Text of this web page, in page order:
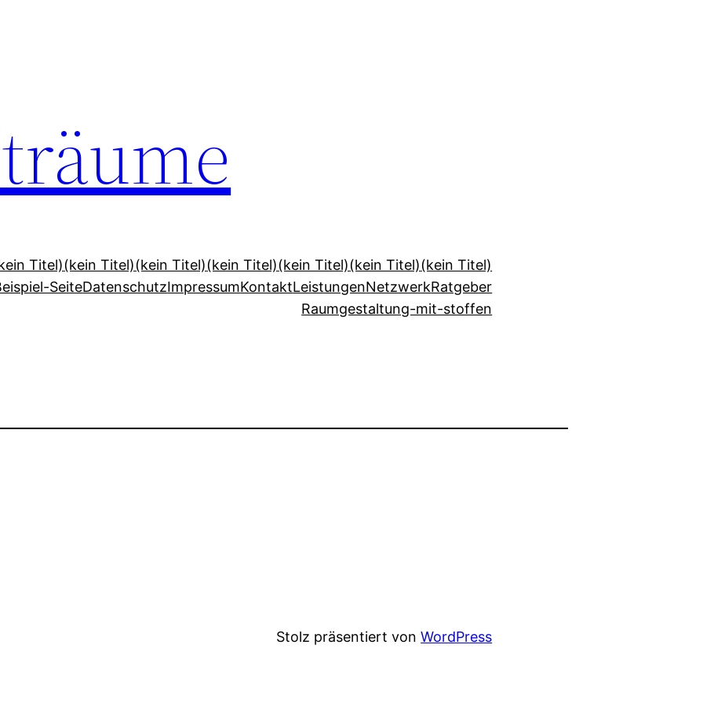
Titel)(kein Titel)(kein Titel)(kein Titel)(kein Titel)(kein Titel)(kein Titel)
SeiteDatenschutzImpressumKontaktLeistungenNetzwerkRatgeber
Raumgestaltung-mit-stoffen
Stolz präsentiert vonWordPress